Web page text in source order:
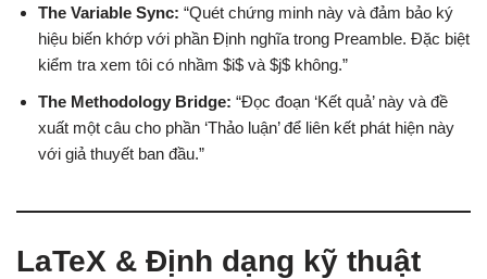
The Variable Sync: “Quét chứng minh này và đảm bảo ký
hiệu biến khớp với phần Định nghĩa trong Preamble. Đặc biệt
kiểm tra xem tôi có nhầm $i$ và $j$ không.”
The Methodology Bridge: “Đọc đoạn ‘Kết quả’ này và đề
xuất một câu cho phần ‘Thảo luận’ để liên kết phát hiện này
với giả thuyết ban đầu.”
LaTeX & Định dạng kỹ thuật